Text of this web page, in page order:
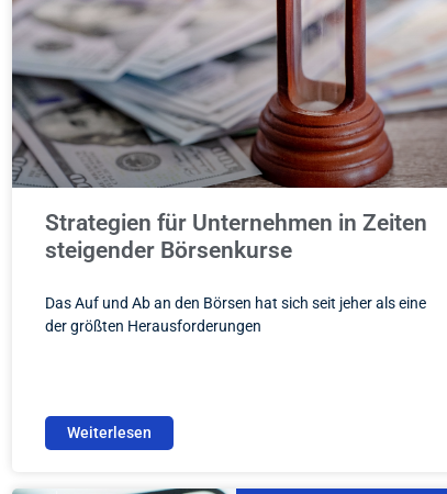
Strategien für Unternehmen in Zeiten
steigender Börsenkurse
Das Auf und Ab an den Börsen hat sich seit jeher als eine
der größten Herausforderungen
Weiterlesen